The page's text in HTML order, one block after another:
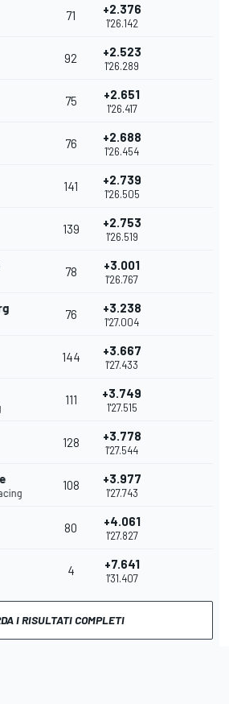
71 +2.376
1'26.142
92 +2.523
1'26.289
75 +2.651
1'26.417
76 +2.688
1'26.454
141 +2.739
1'26.505
139 +2.753
1'26.519
78 +3.001
1'26.767
76 +3.238
1'27.004
144 +3.667
1'27.433
111 +3.749
1'27.515
128 +3.778
1'27.544
108 +3.977
1'27.743
80 +4.061
1'27.827
4 +7.641
1'31.407
I RISULTATI COMPLETI